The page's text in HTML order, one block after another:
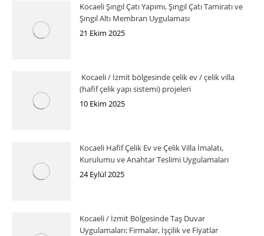
Kocaeli Şıngıl Çatı Yapımı, Şıngıl Çatı Tamiratı ve
Şıngıl Altı Membran Uygulaması
21 Ekim 2025
Kocaeli / İzmit bölgesinde çelik ev / çelik villa
(hafif çelik yapı sistemi) projeleri
10 Ekim 2025
Kocaeli Hafif Çelik Ev ve Çelik Villa İmalatı,
Kurulumu ve Anahtar Teslimi Uygulamaları
24 Eylül 2025
Kocaeli / İzmit Bölgesinde Taş Duvar
Uygulamaları: Firmalar, İşçilik ve Fiyatlar